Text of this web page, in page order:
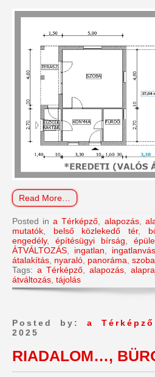
Read More…
Posted ina Térképző alapozás,
mutatók
belső közlekedő tér,
engedély, építésügyi bírság
ÁTVÁLTOZÁS
ingatlan
átalakítás nyaraló panoráma szoba
Tags: a Térképző alapozás
átváltozás tájolás
Posted by:a Térképző
2025
RIADALOM…,